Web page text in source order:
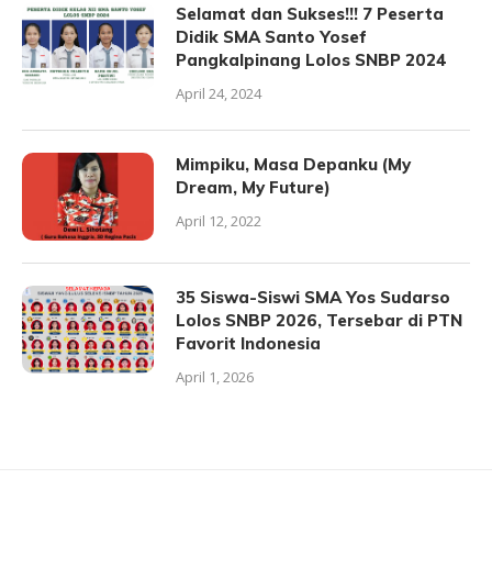
Selamat dan Sukses!!! 7 Peserta
Didik SMA Santo Yosef
Pangkalpinang Lolos SNBP 2024
April 24, 2024
Mimpiku, Masa Depanku (My
Dream, My Future)
April 12, 2022
35 Siswa-Siswi SMA Yos Sudarso
Lolos SNBP 2026, Tersebar di PTN
Favorit Indonesia
April 1, 2026